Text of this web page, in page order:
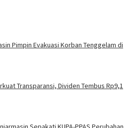
Pimpin Evakuasi Korban Tenggelam di
Transparansi, Dividen Tembus Rp9,1